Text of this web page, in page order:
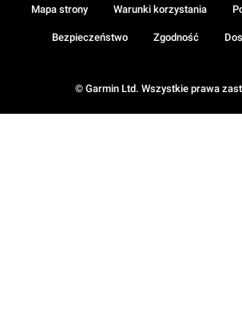
© Garmin Ltd. Wszystkie prawa
Mapa strony Warunki korzystania
Bezpieczeństwo Zgodność